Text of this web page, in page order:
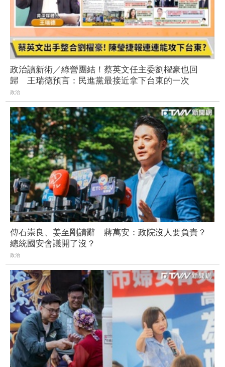
政治讀新術／綠營團結！蔡英文任主委劉櫂豪也回
歸 王瑞德預言：民進黨最接近拿下台東的一次
政治
傳石崇良、姜至剛請辭 蔣萬安：政院沒人要負責？
總統國安會議開了沒？
政治